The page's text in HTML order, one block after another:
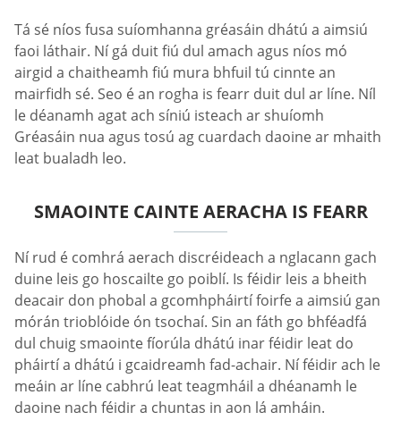
Tá sé níos fusa suíomhanna gréasáin dhátú a aimsiú
faoi láthair. Ní gá duit fiú dul amach agus níos mó
airgid a chaitheamh fiú mura bhfuil tú cinnte an
mairfidh sé. Seo é an rogha is fearr duit dul ar líne. Níl
le déanamh agat ach síniú isteach ar shuíomh
Gréasáin nua agus tosú ag cuardach daoine ar mhaith
leat bualadh leo.
SMAOINTE CAINTE AERACHA IS FEARR
Ní rud é comhrá aerach discréideach a nglacann gach
duine leis go hoscailte go poiblí. Is féidir leis a bheith
deacair don phobal a gcomhpháirtí foirfe a aimsiú gan
mórán trioblóide ón tsochaí. Sin an fáth go bhféadfá
dul chuig smaointe fíorúla dhátú inar féidir leat do
pháirtí a dhátú i gcaidreamh fad-achair. Ní féidir ach le
meáin ar líne cabhrú leat teagmháil a dhéanamh le
daoine nach féidir a chuntas in aon lá amháin.